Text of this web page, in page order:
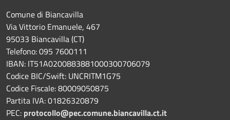
Comune di Biancavilla
Via Vittorio Emanuele, 467
95033 Biancavilla (CT)
Telefono: 095 7600111
IBAN: IT51A0200883881000300706079
Codice BIC/Swift: UNCRITM1G75
Codice Fiscale: 80009050875
Partita IVA: 01826320879
PEC: protocollo@pec.comune.biancavilla.ct.it